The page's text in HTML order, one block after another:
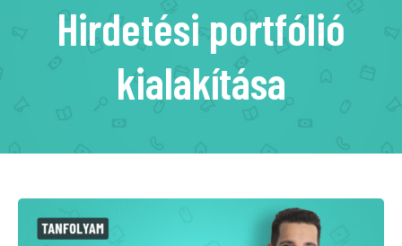
Hirdetési portfólió
kialakítása